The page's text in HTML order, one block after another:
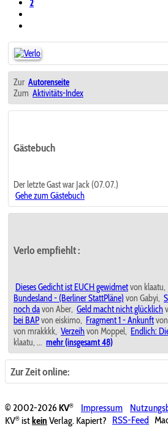
2
Zur Autorenseite
Zum Aktivitäts-Index
Gästebuch
Der letzte Gast war Jack (07.07.)
Gehe zum Gästebuch
Verlo empfiehlt:
Dieses Gedicht ist EUCH gewidmetvon klaatu,
Bundesland - (Berliner StattPläne) von Gabyi,
noch davon Aber, Geld macht nicht glücklich
bei BAPvon eiskimo, Fragment 1 - Ankunft
von mrakkkk, Verzeihvon Moppel, Endlich:
klaatu, ... mehr (insgesamt 48)
Zur Zeit online:
© 2002-2026KV® Impressum
KV® istkein Verlag. Kapiert? RSS-Feed